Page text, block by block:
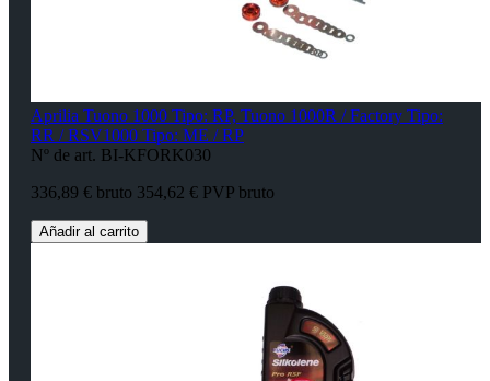
Aprilia Tuono 1000 Tipo: RP, Tuono 1000R / Factory Tipo:
RR / RSV1000 Tipo: ME / RP
Nº de art. BI-KFORK030
336,89 € bruto 354,62 € PVP bruto
Añadir al carrito